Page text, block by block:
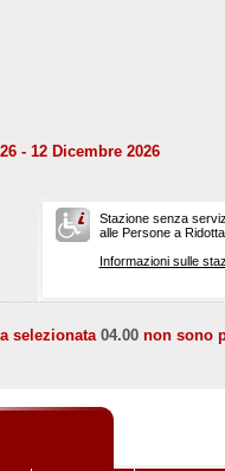
- 12 Dicembre 2026
Stazione senza
alle Persone a
Informazioni sulle
selezionata04.00 non sono